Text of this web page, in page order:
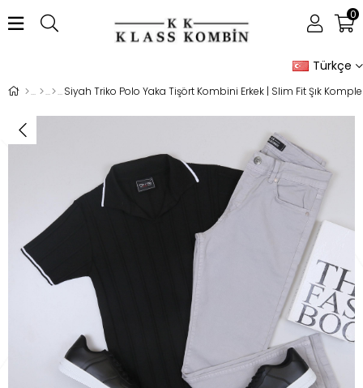
Türkçe
0
Siyah Triko Polo Yaka Tişört Kombini Erkek | Slim Fit Şık